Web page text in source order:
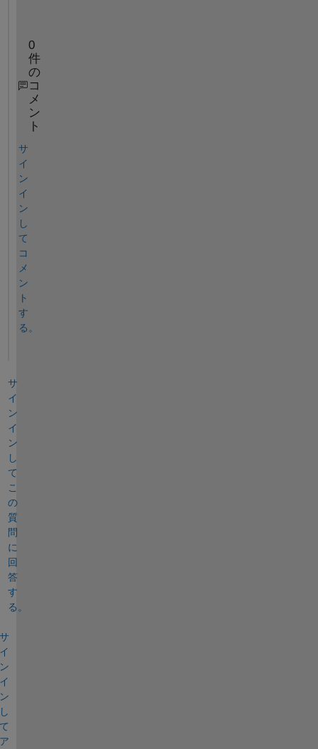
0
件
の
コ
メ
ン
ト
サ
イ
ン
イ
ン
し
て
コ
メ
ン
ト
す
る。
サ
イ
ン
イ
ン
し
て
こ
の
質
問
に
回
答
す
る。